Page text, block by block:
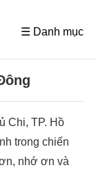
☰ Danh mục
Chi, TP. Hồ
trong chiến
nhớ ơn và